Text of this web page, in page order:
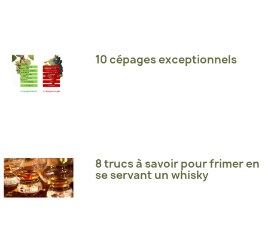
10 cépages exceptionnels
8 trucs à savoir pour frimer en
se servant un whisky